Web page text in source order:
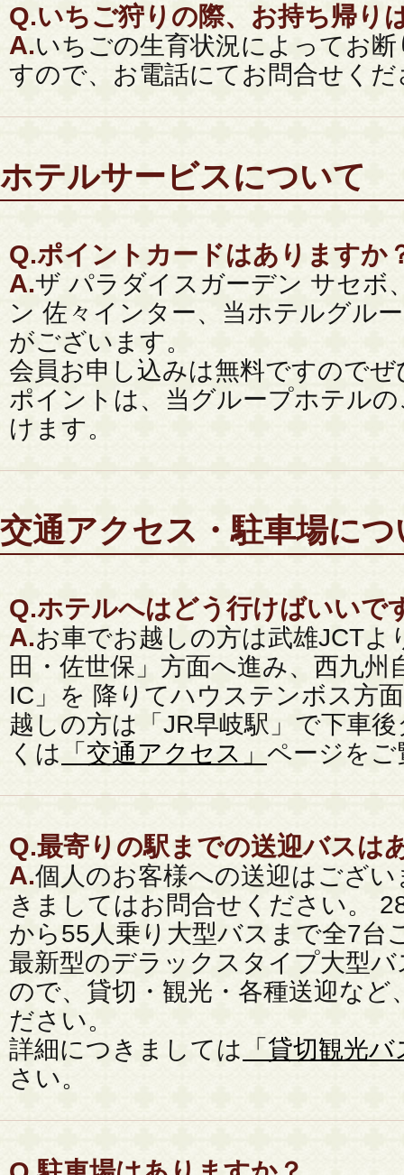
Q.いちご狩りの際、お持ち帰り
A.いちごの生育状況によってお
すので、お電話にてお問合せくだ
ホテルサービスについて
Q.ポイントカードはありますか
A.ザ パラダイスガーデン サセボ
ン 佐々インター、当ホテルグル
がございます。
会員お申し込みは無料ですので
ポイントは、当グループホテル
けます。
交通アクセス・駐車場につ
Q.ホテルへはどう行けばいいで
A.お車でお越しの方は武雄JCTよ
田・佐世保」方面へ進み、西九州
IC」を 降りてハウステンボス方
越しの方は「JR早岐駅」で下車
くは 「交通アクセス」 ページを
Q.最寄りの駅までの送迎バスは
A.個人のお客様への送迎はござ
きましてはお問合せください。
から55人乗り大型バスまで全7台
最新型のデラックスタイプ大型
ので、貸切・観光・各種送迎な
ださい。
詳細につきましては 「貸切観光
さい。